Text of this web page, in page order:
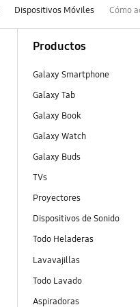
Dispositivos Móviles Cómo
Productos
Galaxy Smartphone
Galaxy Tab
Galaxy Book
Galaxy Watch
Galaxy Buds
TVs
Proyectores
Dispositivos de Sonido
Todo Heladeras
Lavavajillas
Todo Lavado
Aspiradoras